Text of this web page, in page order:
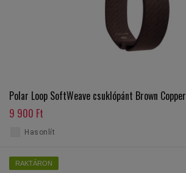
Polar Loop SoftWeave csuklópánt Brown Copper
9 900 Ft
Hasonlít
RAKTÁRON